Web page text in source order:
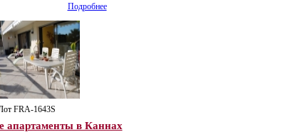
Подробнее
FRA-1643S
апартаменты в Каннах